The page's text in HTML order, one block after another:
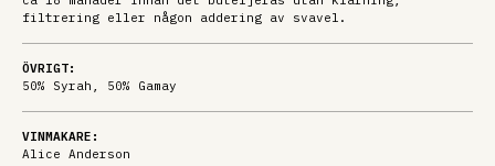
filtrering eller någon addering av svavel.
ÖVRIGT:
50% Syrah, 50% Gamay
VINMAKARE:
Alice Anderson